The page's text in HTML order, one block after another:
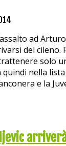
ad
del cileno.
solo
nella
e la